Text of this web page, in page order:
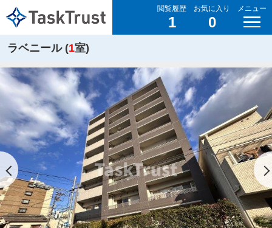
閲覧履歴
1
お気に入り
0
メニュー
ラベニール (1室)